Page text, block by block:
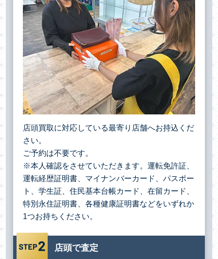
店頭買取に対応している最寄り店舗へお持込くだ
さい。
ご予約は不要です。
※本人確認をさせていただきます。運転免許証、
運転経歴証明書、マイナンバーカード、パスポー
ト、学生証、住民基本台帳カード、在留カード、
特別永住証明書、各種健康証明書などをいずれか
1つお持ちください。
店頭で査定